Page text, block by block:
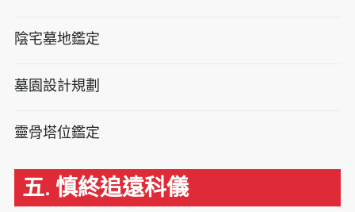
陰宅墓地鑑定
墓園設計規劃
靈骨塔位鑑定
五. 慎終追遠科儀